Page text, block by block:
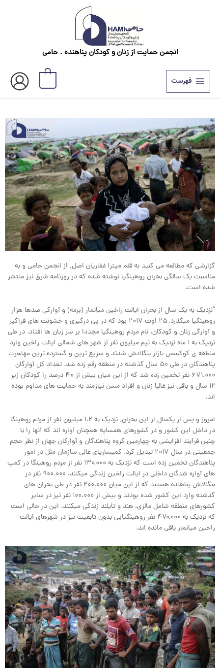
انجمن حمایت از زنان و کودکان پناهنده . حامی
فهرست
گزارشی که مطالعه می کنید به قلم میترا غفاریان اصل٬ از انجمن حامی و به
مناسبت یک سالگی بحران روهینگیا نوشته شده که در روزنامه شرق نیز منتشر
شده است.
“نزدیک به یک سال از بحران ایالت راخین میانمار (برمه) و آوارگی صدها هزار
روهینگیا میگذرد. ۲۵ اوت ۲۰۱۷ بود که در پی درگیری و خشونت های فراگیر
و آوارگی زنان و کودکان، نام مردم روهینگیا مجددا بر سر زبان ها افتاد. در طی
نزدیک به ۱ ماه نزدیک به نیم میلیون نفر از شهر های شمالی ایالت راخین وارد
منطقه ی کوکسس بازار بنگلادش شدند و سریع ترین و گسترده ترین مهاجرت
پناهندگان در طی ۵۰ سال گذشته در منطقه رقم زده شد. تعداد کل آوارگان
۶۷۱.۰۰۰ نفر تخمین زده شد که از این میان بیش از ۴۰ درصد را کودکان زیر
۱۲ سال و باقی نیز غالبا زنان و افراد مسن نیازمند به حمایت های مداوم بوده
اند.
امروز و پس از یکسال از این بحران٬ نزدیک به ۱.۲ میلیون نفر از مردم روهینگا
در داخل این کشور و در کشورهای همسایه همچنان آواره اند که آنها را با
چنین فرآیند افزایشی به چهارمین گروه پناهندگان و آوارگان جهان از نظر حجم
جمعیتی در سال ۲۰۱۷ تبدیل کرد. کمیساریای عالی سازمان ملل در امور
پناهندگان تخمین زده است که نزدیک به ۱۳۰.۰۰۰ نفر از مردم روهینگا در کمپ
های آواره شدگان داخلی در ایالت راخین زندگی میکنند، ۹۰۰.۰۰۰ نفر در
بنگلادش پناهنده هستند که از این میان ۲۰۰.۰۰۰ نفر در طی بحران های
گذشته وارد این کشور شده بودند و بیش از ۱۰۰.۰۰۰ نفر نیز در سایر
کشورهای منطقه شامل مالزی، هند و تایلند زندگی میکنند. این در حالی است
که نزدیک به ۴۷۰.۰۰۰ نفر روهینگیایی بدون تابعیت نیز در شهرهای ایالت
راخین میانمار باقی مانده اند.